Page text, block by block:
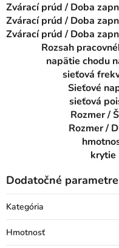
Zvárací prúd / Doba
Zvárací prúd / Doba
Zvárací prúd / Doba
Rozsah
napätie chodu
sieťová
Sieťové
sieťová
Rozmer /
Rozmer /
krytie
Dodatočné parametre
Kategória
Hmotnosť